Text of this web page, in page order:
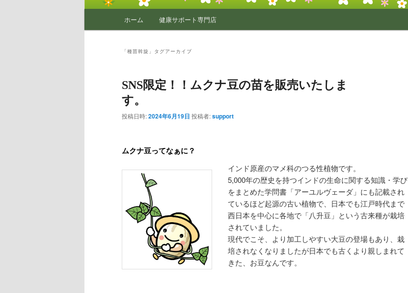
ホーム 健康サポート専門店
「種苗斡旋 」タグアーカイブ
SNS限定！！ムクナ豆の苗を販売いたしま
す。
投稿日時:2024年6月19日 投稿者:support
ムクナ豆ってなぁに？
インド原産のマメ科のつる性植物です。
5,000年の歴史を持つインドの生命に関する知識・学び
をまとめた学問書「アーユルヴェーダ」にも記載され
ているほど起源の古い植物で、日本でも江戸時代まで
西日本を中心に各地で「八升豆」という古来種が栽培
されていました。
現代でこそ、より加工しやすい大豆の登場もあり、栽
培されなくなりましたが日本でも古くより親しまれて
きた、お豆なんです。